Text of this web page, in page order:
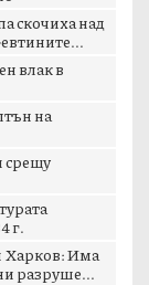
скочиха над
влак в
на
срещу
г.
Харков: Има
разруше...